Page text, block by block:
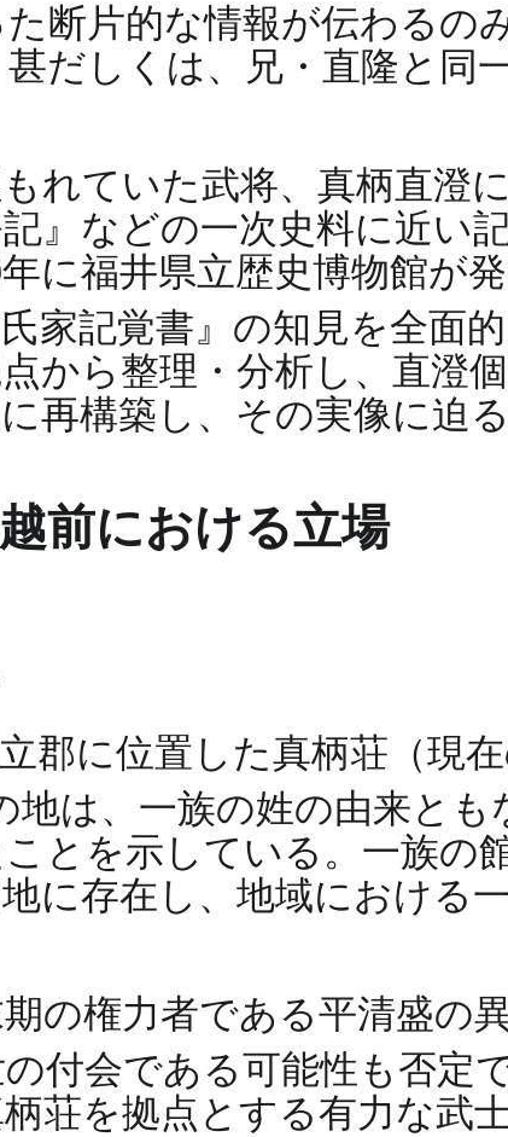
断片的な情報が伝わるの
だしくは、兄・直隆と同
れていた武将、真柄直澄
』などの一次史料に近い
に福井県立歴史博物館が
家記覚書』の知見を全面
から整理・分析し、直澄
再構築し、その実像に迫
前における立場
郡に位置した真柄荘（現
地は、一族の姓の由来と
とを示している。一族の
に存在し、地域における
の権力者である平清盛の
付会である可能性も否定
荘を拠点とする有力な武